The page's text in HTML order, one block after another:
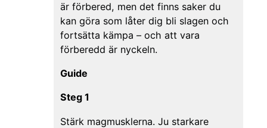
är förbered, men det finns saker du
kan göra som låter dig bli slagen och
fortsätta kämpa – och att vara
förberedd är nyckeln.
Guide
Steg 1
Stärk magmusklerna. Ju starkare